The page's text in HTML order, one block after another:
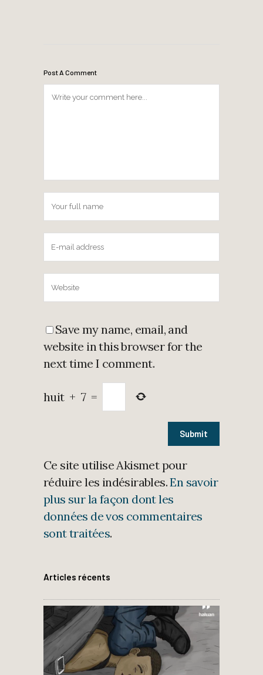
Post A Comment
Save my name, email, and
website in this browser for the
next time I comment.
huit + 7 =
Ce site utilise Akismet pour
réduire les indésirables.En savoir
plus sur la façon dont les
données de vos commentaires
sont traitées.
Articles récents